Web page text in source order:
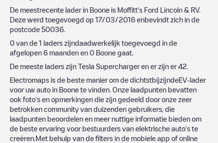
De meestrecente lader in Boone is Moffitt's Ford Lincoln & RV.
Deze werd toegevoegd op 17/03/2016 enbevindt zich in de
postcode 50036
0 van de 1 laders zijndaadwerkelijk toegevoegd in de
afgelopen 6 maanden en 0 Boone gaat.
De meeste laders zijn Tesla Superchargeren er zijn er42
Electromaps is de beste manier om de dichtstbijzijndeEV-lader
voor uw auto in Boone te vinden. Onze laadpunten bevatten
ook foto's en opmerkingen die zijn gedeeld door onze zeer
betrokken community van duizenden gebruikers, die
laadpunten beoordelen en meer nuttige informatie bieden om
de beste ervaring voor bestuurders van elektrische auto's te
creëren.Met behulp van de filters in de mobiele app of online